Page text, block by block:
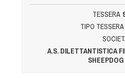
TESSERA
TIPO TESSERA
A.S. DILETTANTISTICA